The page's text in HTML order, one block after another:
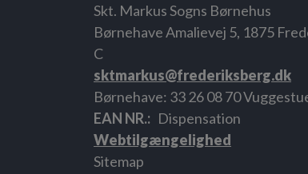
Skt. Markus Sogns Børnehus
Børnehave Amalievej 5, 1875
C
sktmarkus@frederiksberg.dk
Børnehave: 33 26 08 70
EAN NR.
Dispensation
Webtilgængelighed
Sitemap